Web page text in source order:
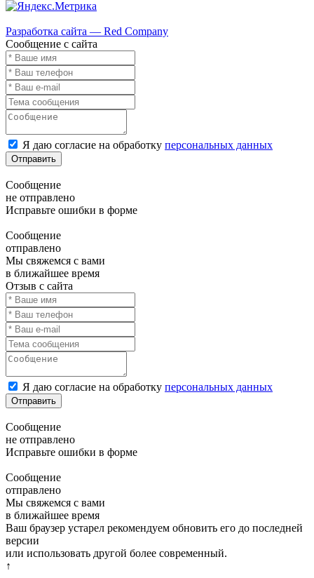
Разработка сайта — Red Company
Сообщение с сайта
Я даю согласие на обработку персональных данных
Отправить
Сообщение
не отправлено
Исправьте ошибки в форме
Сообщение
отправлено
Мы свяжемся с вами
в ближайшее время
Отзыв с сайта
Я даю согласие на обработку персональных данных
Отправить
Сообщение
не отправлено
Исправьте ошибки в форме
Сообщение
отправлено
Мы свяжемся с вами
в ближайшее время
Ваш браузер устарел рекомендуем обновить его до последней
версии
или использовать другой более современный.
↑